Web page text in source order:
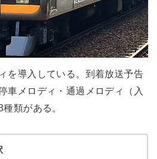
を導入している。到着放送予告
車メロディ・通過メロディ（入
類がある。